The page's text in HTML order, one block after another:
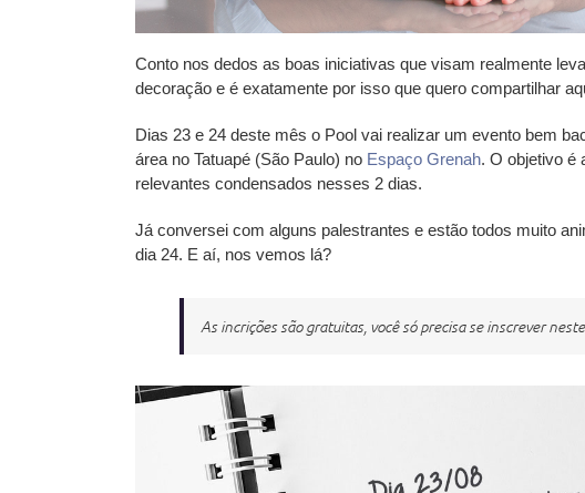
Conto nos dedos as boas iniciativas que visam realmente
decoração e é exatamente por isso que quero compartilhar
Dias 23 e 24 deste mês o Pool vai realizar um evento bem
área no Tatuapé (São Paulo) no Espaço Grenah. O objetivo é
relevantes condensados nesses 2 dias.
Já conversei com alguns palestrantes e estão todos muito
dia 24. E aí, nos vemos lá?
As incrições são gratuitas, você só precisa se inscrever